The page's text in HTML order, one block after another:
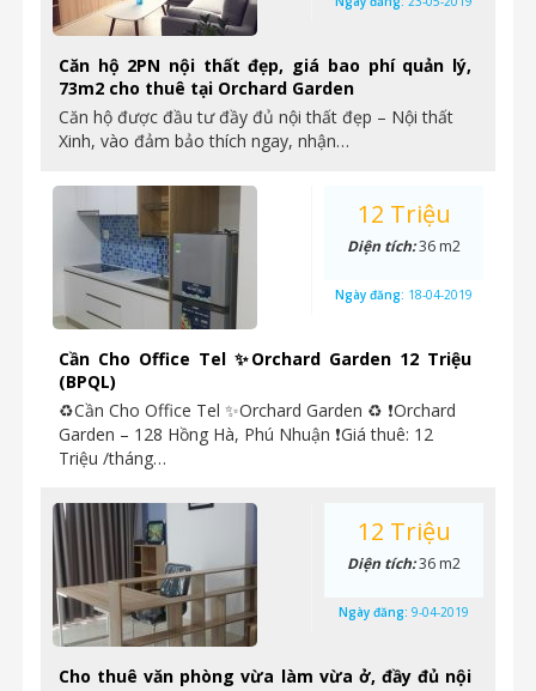
Căn hộ 2PN nội thất đẹp, giá bao phí quản lý,
73m2 cho thuê tại Orchard Garden
Căn hộ được đầu tư đầy đủ nội thất đẹp – Nội thất
Xinh, vào đảm bảo thích ngay, nhận…
Cần Cho Office Tel ✨Orchard Garden 12 Triệu
(BPQL)
♻Cần Cho Office Tel ✨Orchard Garden ♻ ❗Orchard
Garden – 128 Hồng Hà, Phú Nhuận ❗Giá thuê: 12
Triệu /tháng…
12 Triệu
Diện tích:36 m2
Ngày đăng: 18-04-2019
Cho thuê văn phòng vừa làm vừa ở, đầy đủ nội
12 Triệu
Diện tích:36 m2
Ngày đăng: 9-04-2019